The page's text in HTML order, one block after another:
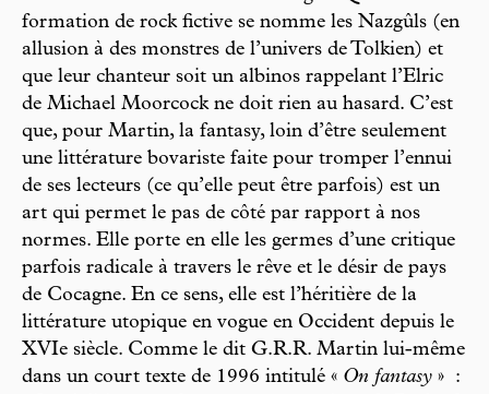
formation de rock fictive se nomme les Nazgûls (en
allusion à des monstres de l’univers de Tolkien) et
que leur chanteur soit un albinos rappelant l’Elric
de Michael Moorcock ne doit rien au hasard. C’est
que, pour Martin, la fantasy, loin d’être seulement
une littérature bovariste faite pour tromper l’ennui
de ses lecteurs (ce qu’elle peut être parfois) est un
art qui permet le pas de côté par rapport à nos
normes. Elle porte en elle les germes d’une critique
parfois radicale à travers le rêve et le désir de pays
de Cocagne. En ce sens, elle est l’héritière de la
littérature utopique en vogue en Occident depuis le
XVIe siècle. Comme le dit G.R.R. Martin lui-même
dans un court texte de 1996 intitulé « On fantasy » :